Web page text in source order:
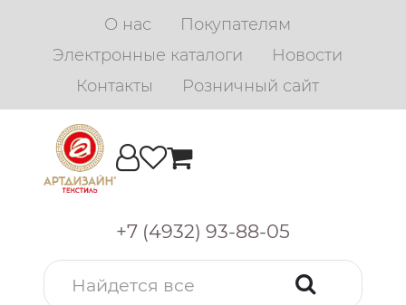
О нас
Покупателям
Электронные каталоги
Новости
Контакты
Розничный сайт
+7 (4932) 93-88-05